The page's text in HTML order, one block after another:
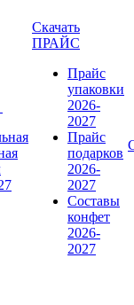
Скачать
ПРАЙС
Прайс
упаковки
2026-
2027
Прайс
подарков
2026-
2027
Составы
конфет
2026-
2027